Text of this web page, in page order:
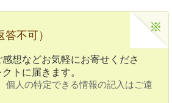
不可）
想などお気軽にお寄せくださ
トに届きます。
個人の特定できる情報の記入はご遠